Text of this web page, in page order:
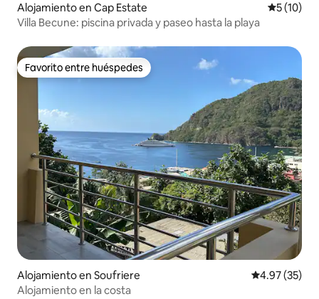
Alojamiento en Cap Estate
5 (10)
Villa Becune: piscina privada y paseo hasta la playa
Favorito entre huéspedes
Favorito entre huéspedes
Alojamiento en Soufriere Calificación
4.97 (35)
Alojamiento en la costa